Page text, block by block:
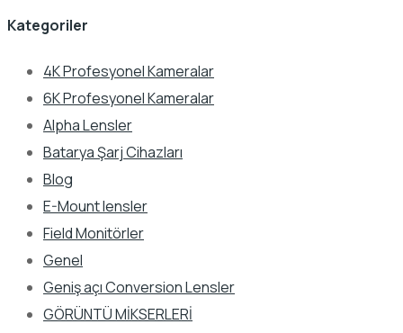
Kategoriler
4K Profesyonel Kameralar
6K Profesyonel Kameralar
Alpha Lensler
Batarya Şarj Cihazları
Blog
E-Mount lensler
Field Monitörler
Genel
Geniş açı Conversion Lensler
GÖRÜNTÜ MİKSERLERİ